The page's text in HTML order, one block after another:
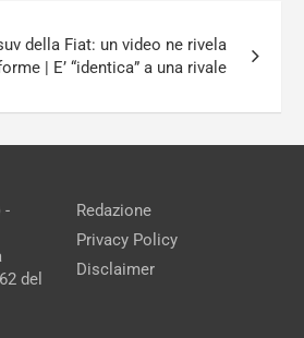
della Fiat: un video ne rivela
| E’ “identica” a una rivale
-
del
Redazione
Privacy Policy
Disclaimer